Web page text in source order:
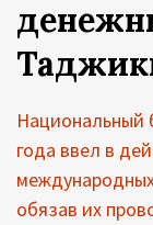
Национальный
года ввел в
обязав их